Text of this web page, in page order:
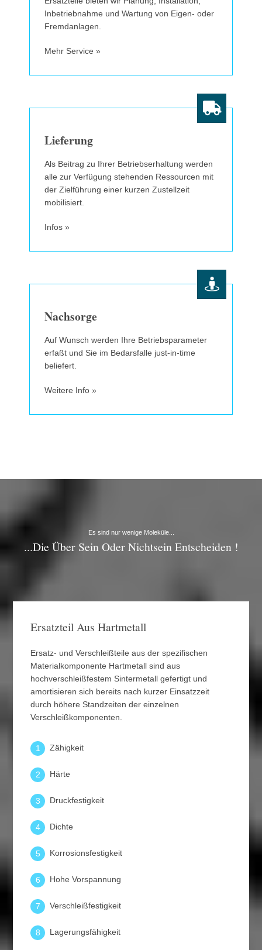
Inbetriebnahme und Wartung von Eigen- oder
Fremdanlagen.
Mehr Service »
Lieferung
Als Beitrag zu Ihrer Betriebserhaltung werden
alle zur Verfügung stehenden Ressourcen mit
der Zielführung einer kurzen Zustellzeit
mobilisiert.
Infos »
Nachsorge
Auf Wunsch werden Ihre Betriebsparameter
erfaßt und Sie im Bedarsfalle just-in-time
beliefert.
Weitere Info »
Es sind nur wenige Moleküle...
...die Über Sein Oder Nichtsein Entscheiden !
Ersatzteil Aus Hartmetall
Ersatz- und Verschleißteile aus der spezifischen
Materialkomponente Hartmetall sind aus
hochverschleißfestem Sintermetall gefertigt und
amortisieren sich bereits nach kurzer Einsatzzeit
durch höhere Standzeiten der einzelnen
Verschleißkomponenten.
1 Zähigkeit
2 Härte
3 Druckfestigkeit
4 Dichte
5 Korrosionsfestigkeit
6 Hohe Vorspannung
7 Verschleißfestigkeit
8 Lagerungsfähigkeit